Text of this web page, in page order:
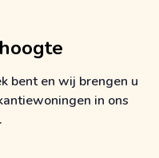
bent en wij brengen u
in ons